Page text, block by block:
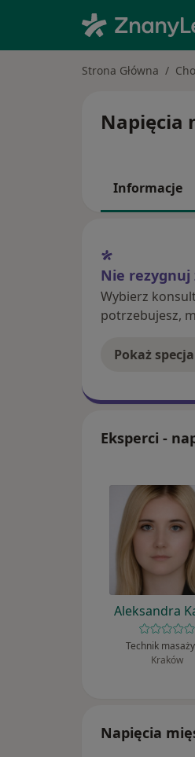
Strona Główna
Napięcia
Informacje
Nie rezygnuj
Wybierz
potrzebujesz,
Pokaż
Eksperci -
Aleksandra
Technik
Kraków
Napięcia